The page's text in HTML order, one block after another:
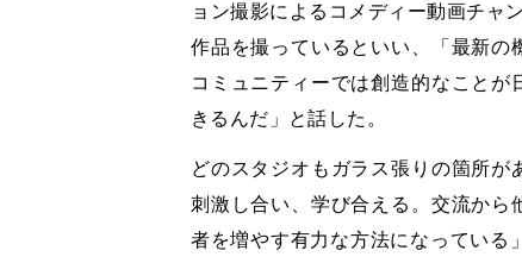
ョン撮影によるコメディー動画チャ
作品を撮っているといい、「最新の
コミュニティーでは創造的なこと
きるんだ」と話した。
どのスタジオもガラス張りの箇所
刺激し合い、学び合える。交流から
者を増やす有力な方法になっている